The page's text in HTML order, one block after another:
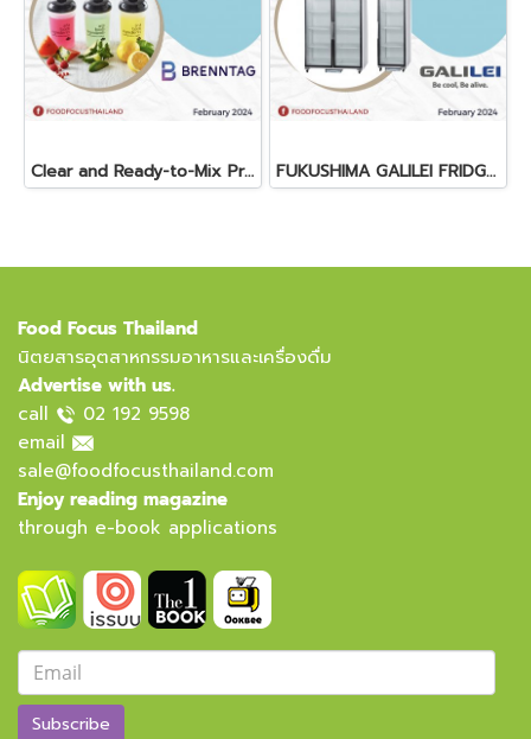
Clear and Ready-to-Mix Protein Shakes FUKUSHIMA GALILEI FRIDGE GLASS DOOR FREEZER
Food Focus Thailand
นิตยสารอุตสาหกรรมอาหารและเครื่องดื่ม
Advertise with us.
call
02 192 9598
email
sale@foodfocusthailand.com
Enjoy reading magazine
through e-book applications
Subscribe